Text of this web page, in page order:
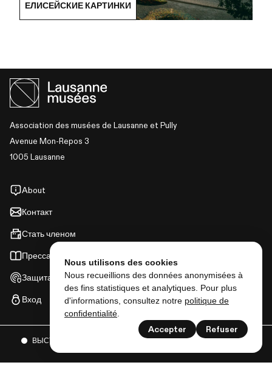
ЕЛИСЕЙСКИЕ КАРТИНКИ
Association des musées de Lausanne et Pully
Avenue Mon-Repos 3
1005 Lausanne
About
Контакт
Стать членом
Пресса
Защита данных
Вход
ВЫСТАВКИ И МНОГОЕ ДРУГОЕ
Nous utilisons des cookies
Nous recueillions des données anonymisées à
des fins statistiques et analytiques. Pour plus
d'informations, consultez notre politique de
confidentialité
Accepter Refuser